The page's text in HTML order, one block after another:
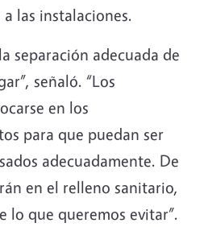
las instalaciones.
separación adecuada de
señaló. “Los
en los
para que puedan ser
adecuadamente. De
en el relleno sanitario,
lo que queremos evitar”.